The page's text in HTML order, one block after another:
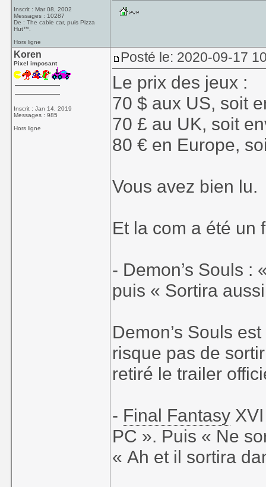
Inscrit : Mar 08, 2002
Messages : 10287
De : The cable car, puis Pizza
Hut™.
Hors ligne
Koren
Pixel imposant
Inscrit : Jan 14, 2019
Messages : 985
Hors ligne
Posté le: 2020-09-17
Le prix des jeux :
70 $ aux US, soit
70 £ au UK, soit
80 € en Europe,
Vous avez bien lu.
Et la com a été un
- Demon’s Souls :
puis « Sortira
Demon’s Souls
risque pas de
retiré le trailer
- Final Fantasy
PC ». Puis « Ne
« Ah et il sortira